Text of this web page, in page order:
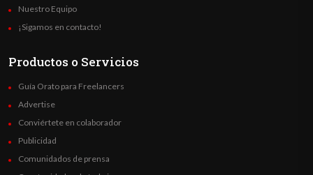
Nuestro Equipo
¡Sigamos en contacto!
Productos o Servicios
Guía Orato para Freelancers
Advertise
Conviértete en colaborador
Publicidad
Comunidados de prensa